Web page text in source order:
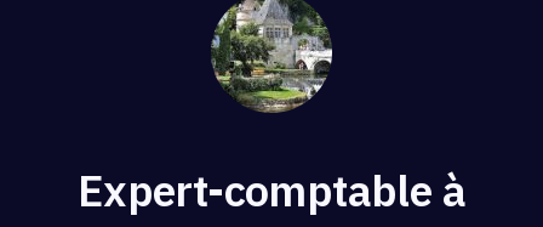
Expert-comptable à